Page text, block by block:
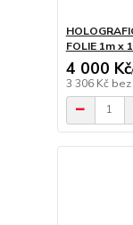
FOLIE 1m x
4 000 Kč/
3 306 Kč bez